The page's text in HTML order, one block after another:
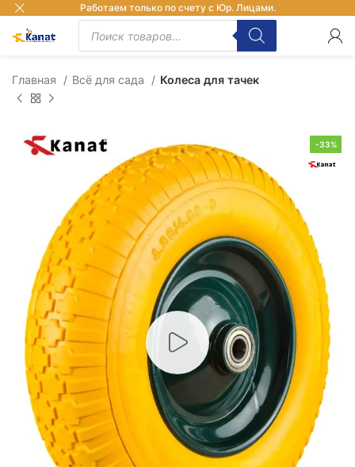
Главная Всё для сада Колеса для тачек
-33%
Работаем только по счету с Юр. Лицами.